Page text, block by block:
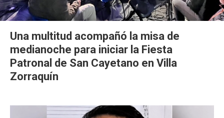
Una multitud acompañó la misa de
medianoche para iniciar la Fiesta
Patronal de San Cayetano en Villa
Zorraquín